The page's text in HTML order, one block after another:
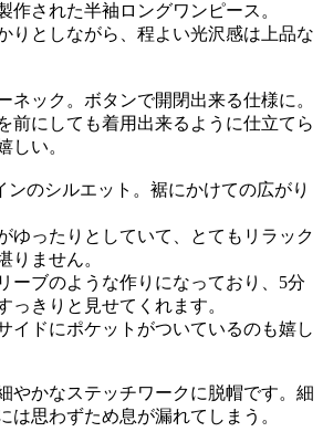
作された半袖ロングワンピース。
りとしながら、程よい光沢感は上品な
ネック。ボタンで開閉出来る仕様に。
前にしても着用出来るように仕立てら
しい。
のシルエット。裾にかけての広がり
ゆったりとしていて、とてもリラック
りません。
ーブのような作りになっており、5分
っきりと見せてくれます。
イドにポケットがついているのも嬉し
やかなステッチワークに脱帽です。細
は思わずため息が漏れてしまう。